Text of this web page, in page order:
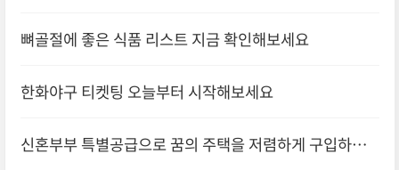
뼈골절에 좋은 식품 리스트 지금 확인해보세요
한화야구 티켓팅 오늘부터 시작해보세요
신혼부부 특별공급으로 꿈의 주택을 저렴하게 구입하세